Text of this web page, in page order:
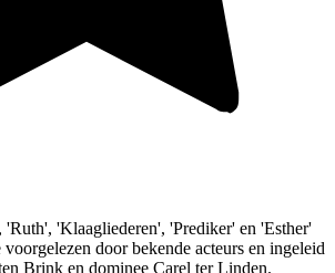
'Klaagliederen', 'Prediker' en 'Esther'
door bekende acteurs en ingeleid
Brink en dominee Carel ter Linden.